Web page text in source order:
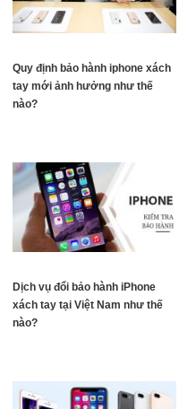
Quy định bảo hành iphone xách
tay mới ảnh hưởng như thế
nào?
Dịch vụ đổi bảo hành iPhone
xách tay tại Việt Nam như thế
nào?